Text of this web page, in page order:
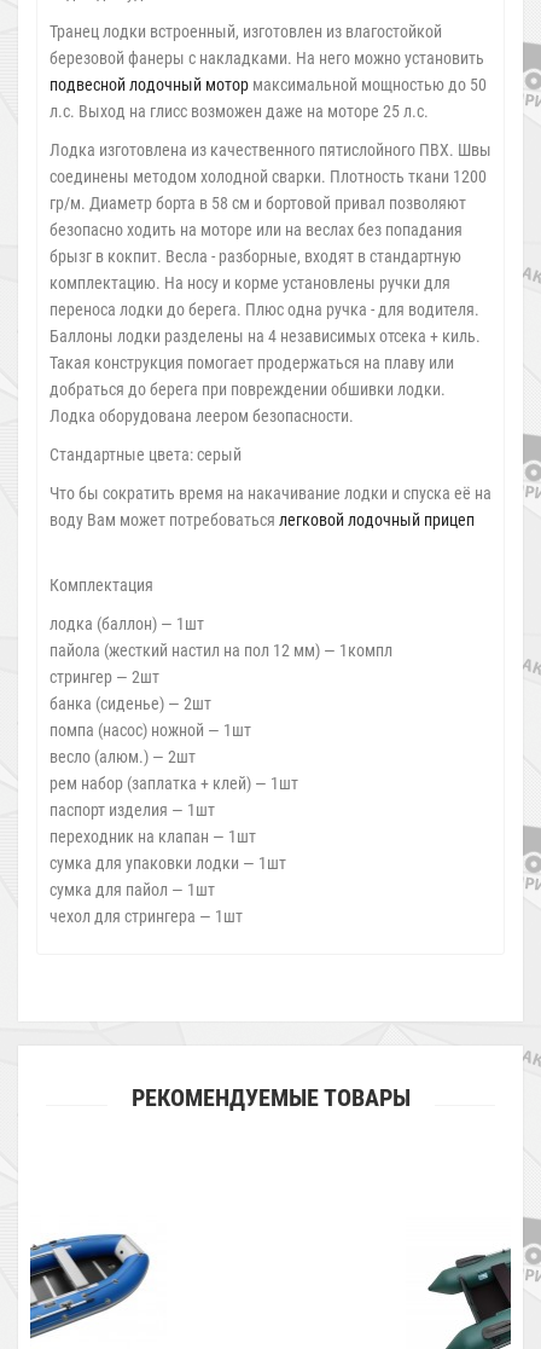
Транец лодки встроенный, изготовлен из влагостойкой
березовой фанеры с накладками. На него можно установить
подвесной лодочный мотор максимальной мощностью до 50
л.с. Выход на глисс возможен даже на моторе 25 л.с.
Лодка изготовлена из качественного пятислойного ПВХ. Швы
соединены методом холодной сварки. Плотность ткани 1200
гр/м. Диаметр борта в 58 см и бортовой привал позволяют
безопасно ходить на моторе или на веслах без попадания
брызг в кокпит. Весла - разборные, входят в стандартную
комплектацию. На носу и корме установлены ручки для
переноса лодки до берега. Плюс одна ручка - для водителя.
Баллоны лодки разделены на 4 независимых отсека + киль.
Такая конструкция помогает продержаться на плаву или
добраться до берега при повреждении обшивки лодки.
Лодка оборудована леером безопасности.
Стандартные цвета: серый
Что бы сократить время на накачивание лодки и спуска её на
воду Вам может потребоваться легковой лодочный прицеп
Комплектация
лодка (баллон) — 1шт
пайола (жесткий настил на пол 12 мм) — 1компл
стрингер — 2шт
банка (сиденье) — 2шт
помпа (насос) ножной — 1шт
весло (алюм.) — 2шт
рем набор (заплатка + клей) — 1шт
паспорт изделия — 1шт
переходник на клапан — 1шт
сумка для упаковки лодки — 1шт
сумка для пайол — 1шт
чехол для стрингера — 1шт
РЕКОМЕНДУЕМЫЕ ТОВАРЫ